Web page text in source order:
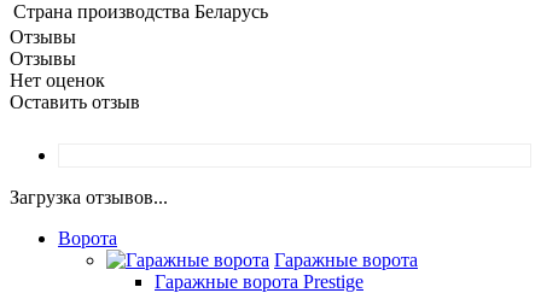
Страна производства Беларусь
Отзывы
Отзывы
Нет оценок
Оставить отзыв
Загрузка отзывов...
Ворота
Гаражные ворота
Гаражные ворота Prestige